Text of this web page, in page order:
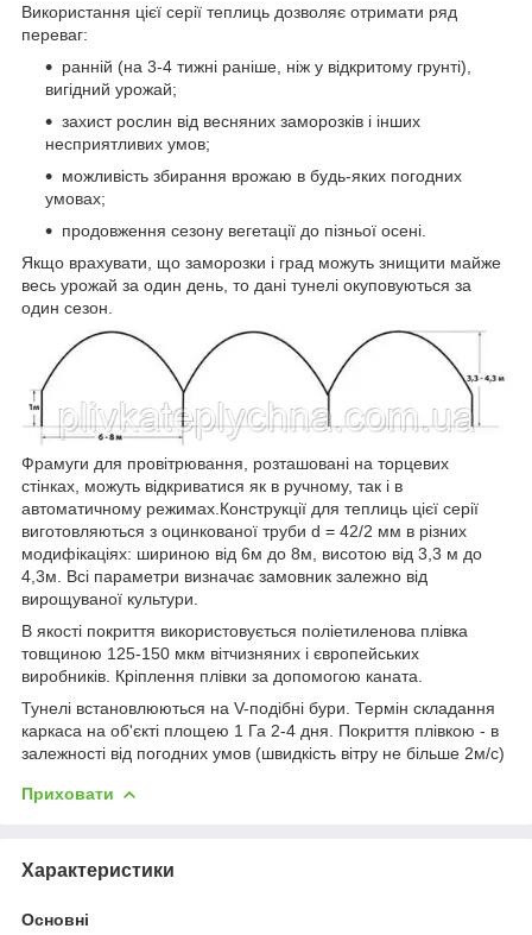
Використання цієї серії теплиць дозволяє отримати ряд
переваг:
ранній (на 3-4 тижні раніше, ніж у відкритому грунті),
вигідний урожай;
захист рослин від весняних заморозків і інших
несприятливих умов;
можливість збирання врожаю в будь-яких погодних
умовах;
продовження сезону вегетації до пізньої осені.
Якщо врахувати, що заморозки і град можуть знищити майже
весь урожай за один день, то дані тунелі окуповуються за
один сезон.
Фрамуги для провітрювання, розташовані на торцевих
стінках, можуть відкриватися як в ручному, так і в
автоматичному режимах.Конструкції для теплиць цієї серії
виготовляються з оцинкованої труби d = 42/2 мм в різних
модифікаціях: шириною від 6м до 8м, висотою від 3,3 м до
4,3м. Всі параметри визначає замовник залежно від
вирощуваної культури.
В якості покриття використовується поліетиленова плівка
товщиною 125-150 мкм вітчизняних і європейських
виробників. Кріплення плівки за допомогою каната.
Тунелі встановлюються на V-подібні бури. Термін складання
каркаса на об'єкті площею 1 Га 2-4 дня. Покриття плівкою - в
залежності від погодних умов (швидкість вітру не більше 2м/с)
Приховати
Характеристики
Основні